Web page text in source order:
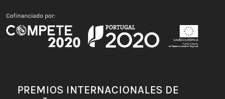
PREMIOS INTERNACIONALES DE